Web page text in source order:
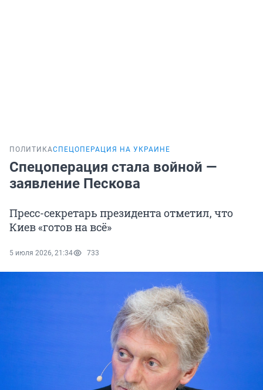
ПОЛИТИКАСПЕЦОПЕРАЦИЯ НА УКРАИНЕ
Спецоперация стала войной —
заявление Пескова
Пресс-секретарь президента отметил, что
Киев «готов на всё»
5 июля 2026, 21:34 733